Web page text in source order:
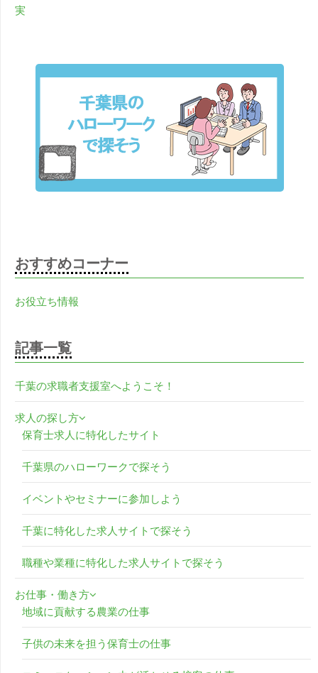
実
おすすめコーナー
お役立ち情報
記事一覧
千葉の求職者支援室へようこそ！
求人の探し方
保育士求人に特化したサイト
千葉県のハローワークで探そう
イベントやセミナーに参加しよう
千葉に特化した求人サイトで探そう
職種や業種に特化した求人サイトで探そう
お仕事・働き方
地域に貢献する農業の仕事
子供の未来を担う保育士の仕事